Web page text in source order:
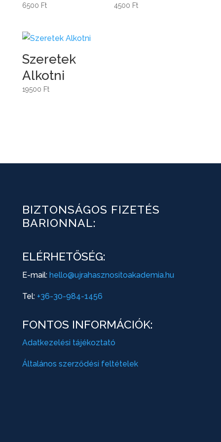
6500 Ft 4500 Ft
Szeretek
Alkotni
19500 Ft
BIZTONSÁGOS FIZETÉS
BARIONNAL:
ELÉRHETŐSÉG:
E-mail: hello@ujrahasznositoakademia.hu
Tel: +36-30-984-1456
FONTOS INFORMÁCIÓK:
Adatkezelési tájékoztató
Általános szerződési feltételek